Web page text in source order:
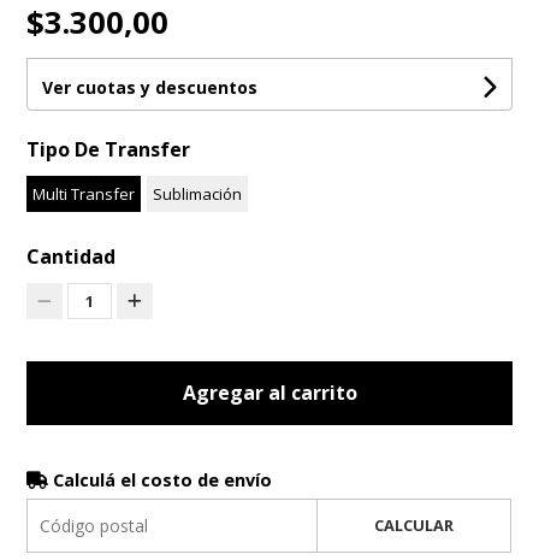
$3.300,00
Ver cuotas y descuentos
Tipo De Transfer
Multi Transfer Sublimación
Cantidad
1
Agregar al carrito
Calculá el costo de envío
CALCULAR